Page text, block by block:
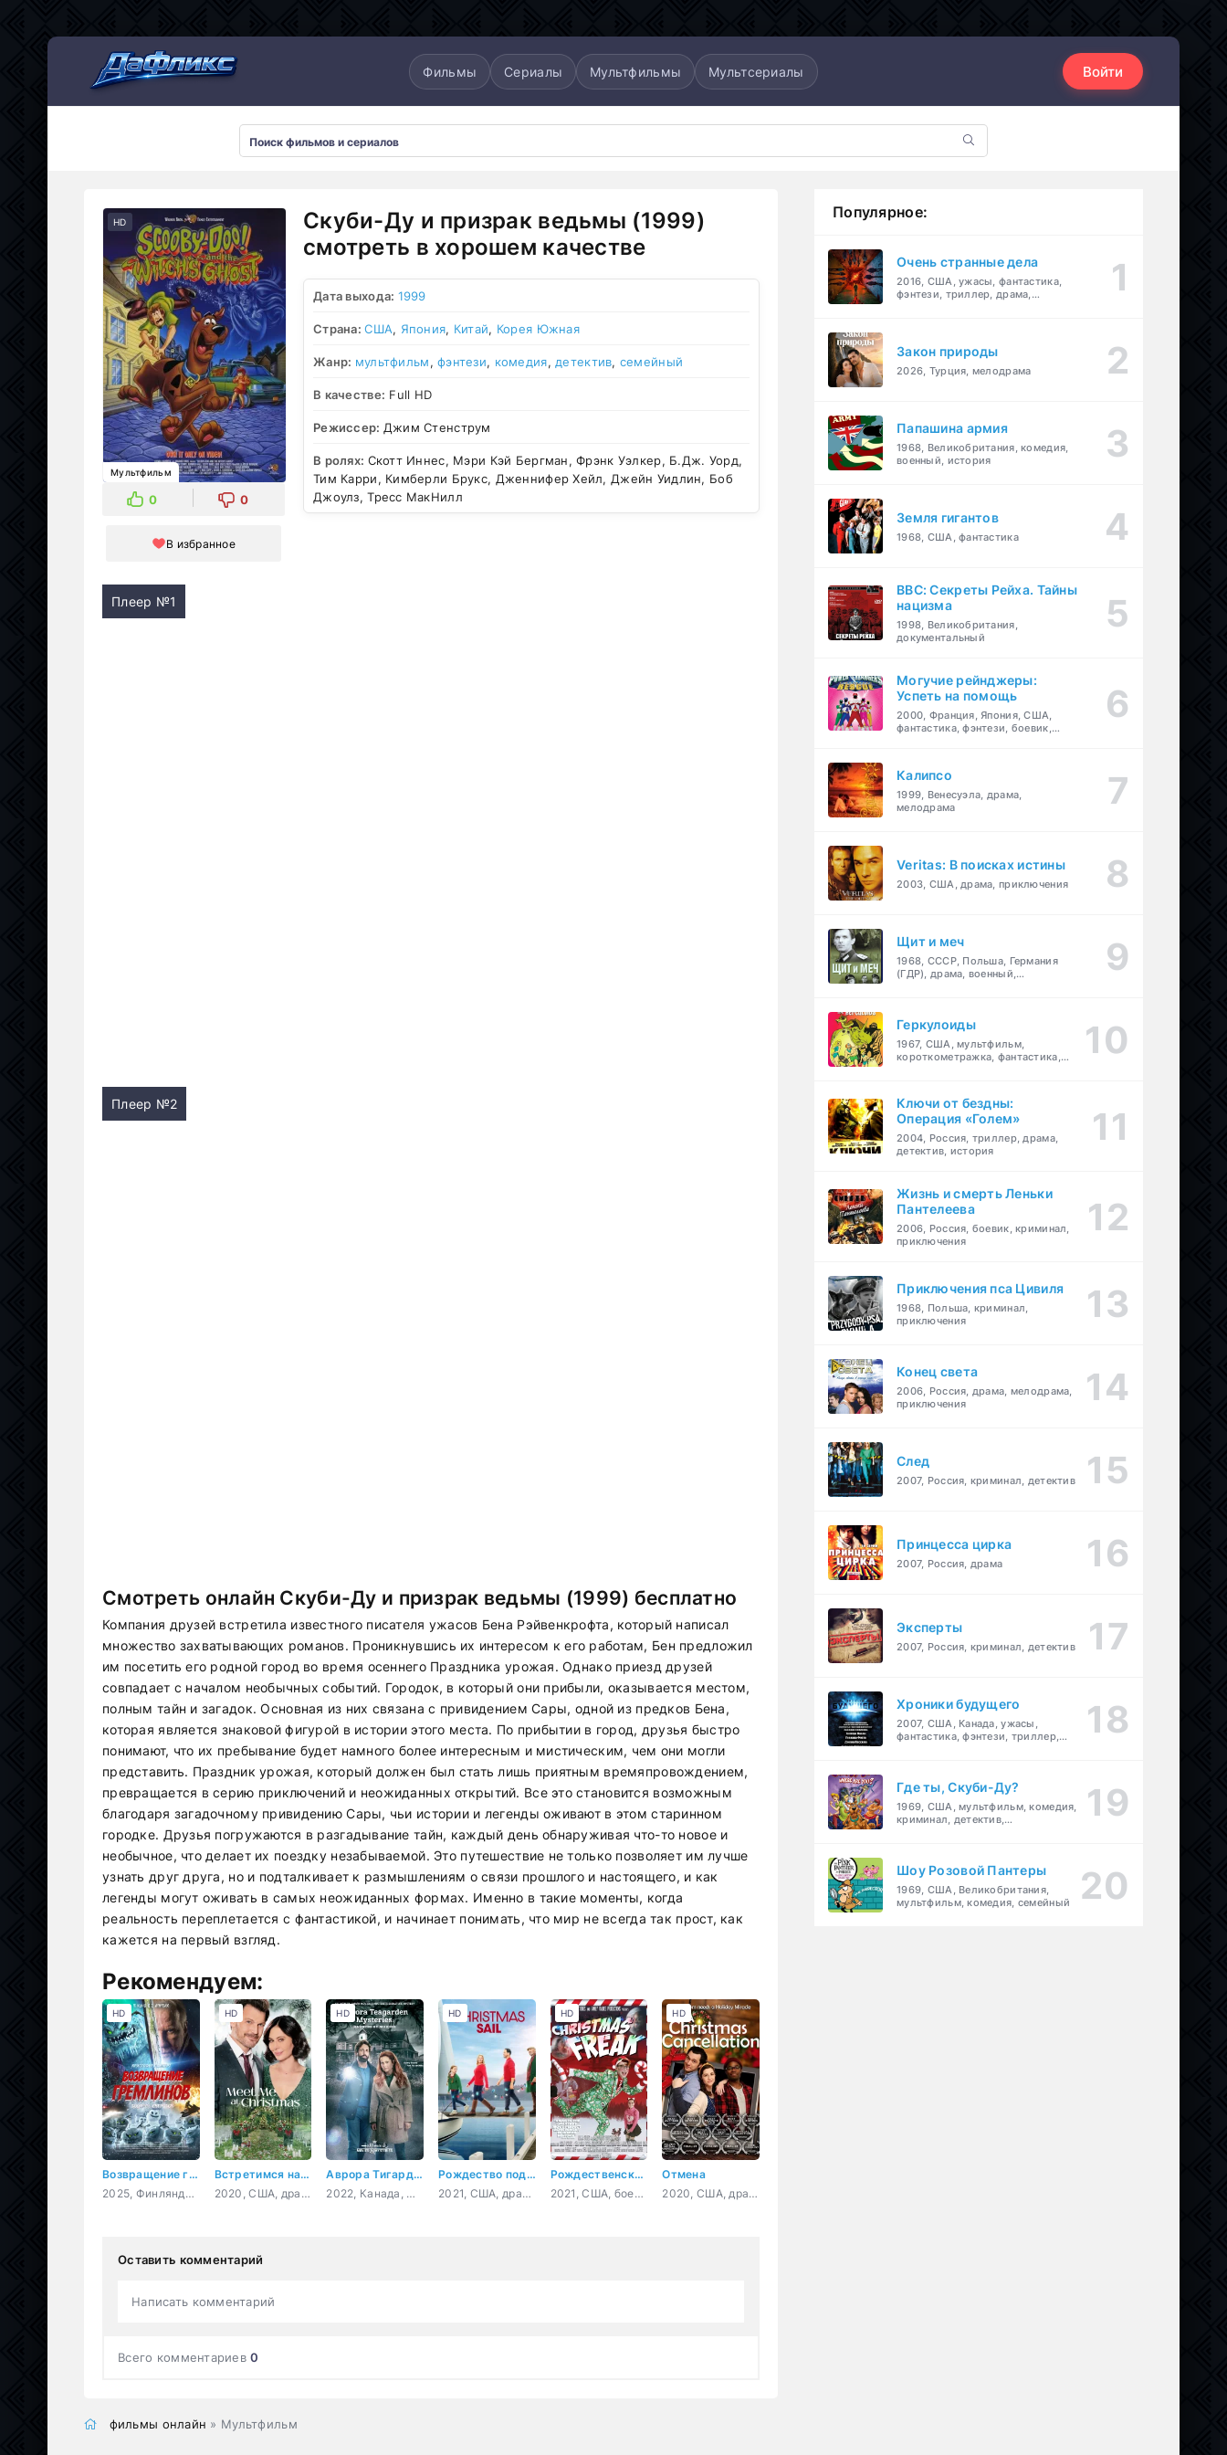
Фильмы Сериалы Мультфильмы Мультсериалы Войти
HD
Мультфильм
0 0
В избранное
Скуби-Ду и призрак ведьмы (1999)
смотреть в хорошем качестве
Дата выхода: 1999
Страна:США, Япония, Китай, Корея Южная
Жанр: мультфильм,фэнтези, комедия, детектив, семейный
В качестве: Full HD
Режиссер: Джим Стенструм
В ролях: Скотт Иннес, Мэри Кэй Бергман, Фрэнк Уэлкер, Б.Дж. Уорд,
Тим Карри, Кимберли Брукс, Дженнифер Хейл, Джейн Уидлин, Боб
Джоулз, Тресс МакНилл
Плеер №1
Плеер №2
Смотреть онлайн Скуби-Ду и призрак ведьмы (1999) бесплатно
Компания друзей встретила известного писателя ужасов Бена Рэйвенкрофта, который написал
множество захватывающих романов. Проникнувшись их интересом к его работам, Бен предложил
им посетить его родной город во время осеннего Праздника урожая. Однако приезд друзей
совпадает с началом необычных событий. Городок, в который они прибыли, оказывается местом,
полным тайн и загадок. Основная из них связана с привидением Сары, одной из предков Бена,
которая является знаковой фигурой в истории этого места. По прибытии в город, друзья быстро
понимают, что их пребывание будет намного более интересным и мистическим, чем они могли
представить. Праздник урожая, который должен был стать лишь приятным времяпровождением,
превращается в серию приключений и неожиданных открытий. Все это становится возможным
благодаря загадочному привидению Сары, чьи истории и легенды оживают в этом старинном
городке. Друзья погружаются в разгадывание тайн, каждый день обнаруживая что-то новое и
необычное, что делает их поездку незабываемой. Это путешествие не только позволяет им лучше
узнать друг друга, но и подталкивает к размышлениям о связи прошлого и настоящего, и как
легенды могут оживать в самых неожиданных формах. Именно в такие моменты, когда
реальность переплетается с фантастикой, и начинает понимать, что мир не всегда так прост, как
кажется на первый взгляд.
Рекомендуем:
Возвращение гремлинов
2025, Финляндия, ужасы, фэнтези, боевик, комедия
HD
Встретимся на Рождество
2020, США, драма, мелодрама
HD
Аврора Тигарден: дом с привидением
2022, Канада, США, криминал, детектив
HD
Рождество под парусом
2021, США, драма, мелодрама
HD
Рождественский чудак
2021, США, боевик, комедия
HD
Отмена
2020, США, драма
HD
Оставить комментарий
Написать комментарий
Всего комментариев0
фильмы онлайн » Мультфильм
Популярное:
Очень странные дела
2016, США, ужасы, фантастика,
фэнтези, триллер, драма,
Закон природы
2026, Турция, мелодрама
Папашина армия
1968, Великобритания, комедия,
военный, история
Земля гигантов
1968, США, фантастика
BBC: Секреты Рейха. Тайны
нацизма
1998, Великобритания,
документальный
Могучие рейнджеры:
Успеть на помощь
2000, Франция, Япония, США,
фантастика, фэнтези, боевик,
Калипсо
1999, Венесуэла, драма,
мелодрама
Veritas: В поисках истины
2003, США, драма, приключения
Щит и меч
1968, СССР, Польша, Германия
(ГДР), драма, военный,
Геркулоиды
1967, США, мультфильм,
короткометражка, фантастика,
Ключи от бездны:
Операция «Голем»
2004, Россия, триллер, драма,
детектив, история
Жизнь и смерть Леньки
Пантелеева
2006, Россия, боевик, криминал,
приключения
Приключения пса Цивиля
1968, Польша, криминал,
приключения
Конец света
2006, Россия, драма, мелодрама,
приключения
След
2007, Россия, криминал, детектив
Принцесса цирка
2007, Россия, драма
Эксперты
2007, Россия, криминал, детектив
Хроники будущего
2007, США, Канада, ужасы,
фантастика, фэнтези, триллер,
Где ты, Скуби-Ду?
1969, США, мультфильм, комедия,
криминал, детектив,
Шоу Розовой Пантеры
1969, США, Великобритания,
мультфильм, комедия, семейный
Мультсериалы